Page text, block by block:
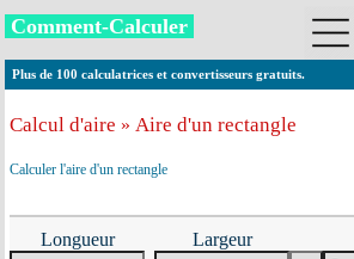
Comment-Calculer
Plus de 100 calculatrices et convertisseurs gratuits.
Calcul d'aire » Aire d'un rectangle
Calculer l'aire d'un rectangle
Longueur Largeur